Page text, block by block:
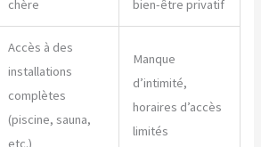
chère
bien-être privatif
Accès à des
installations
complètes
(piscine, sauna,
etc.)
Manque
d’intimité,
horaires d’accès
limités